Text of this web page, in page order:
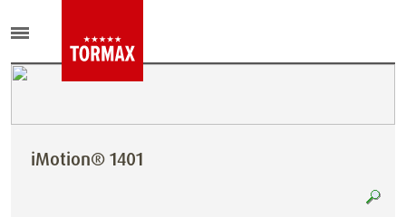
iMotion® 1401